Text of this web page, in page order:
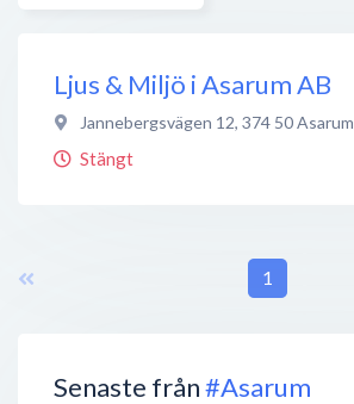
Senaste från#Asarum
Ljus & Miljö i Asarum AB
Jannebergsvägen 12, 374 50Asarum
Stängt
1